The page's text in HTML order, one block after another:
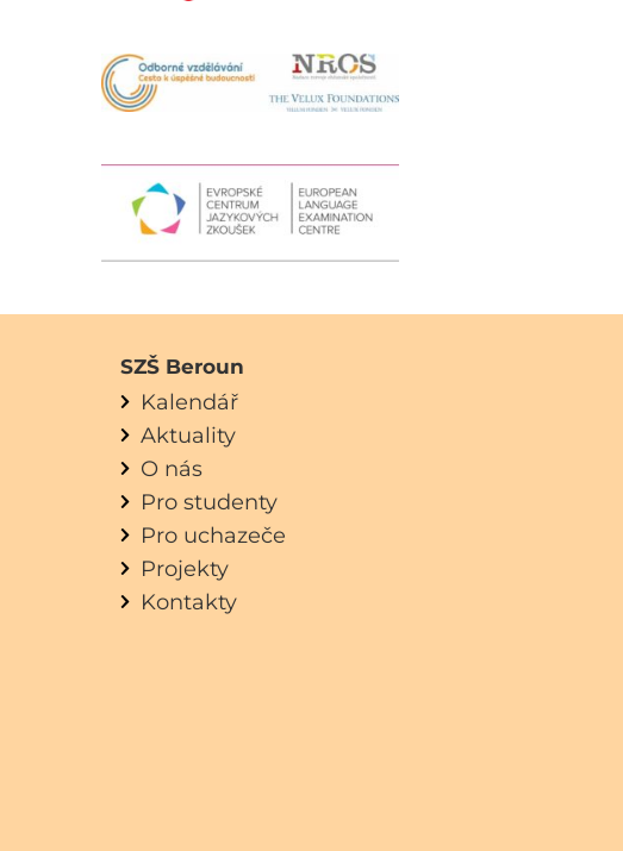
SZŠ Beroun
Kalendář
Aktuality
O nás
Pro studenty
Pro uchazeče
Projekty
Kontakty